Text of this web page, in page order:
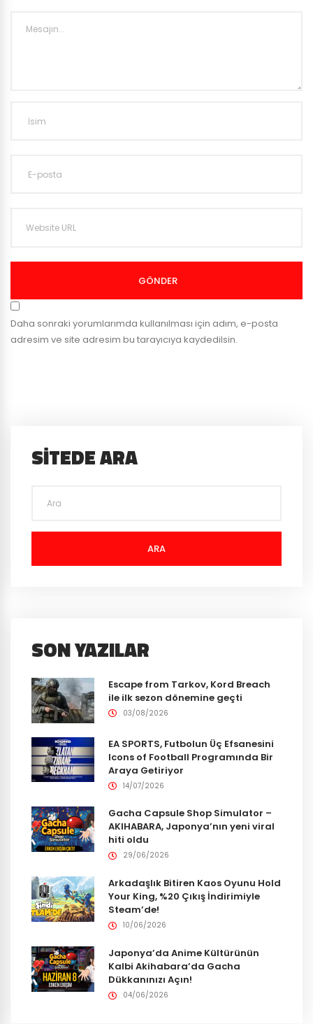
GÖNDER
Daha sonraki yorumlarımda kullanılması için adım, e-posta
adresim ve site adresim bu tarayıcıya kaydedilsin.
SITEDE ARA
ARA
SON YAZILAR
Escape from Tarkov, Kord Breach
ile ilk sezon dönemine geçti
03/08/2026
EA SPORTS, Futbolun Üç Efsanesini
Icons of Football Programında Bir
Araya Getiriyor
14/07/2026
Gacha Capsule Shop Simulator –
AKIHABARA, Japonya’nın yeni viral
hiti oldu
29/06/2026
Arkadaşlık Bitiren Kaos Oyunu Hold
Your King, %20 Çıkış İndirimiyle
Steam’de!
10/06/2026
Japonya’da Anime Kültürünün
Kalbi Akihabara’da Gacha
Dükkanınızı Açın!
04/06/2026